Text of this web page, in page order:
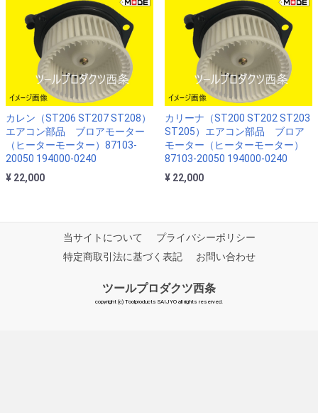
カレン（ST206 ST207 ST208）
エアコン部品 ブロアモーター
（ヒーターモーター）87103-
20050 194000-0240
¥ 22,000
カリーナ（ST200 ST202 ST203
ST205）エアコン部品 ブロア
モーター（ヒーターモーター）
87103-20050 194000-0240
¥ 22,000
当サイトについて
プライバシーポリシー
特定商取引法に基づく表記
お問い合わせ
ツールプロダクツ西条
copyright (c) Toolproducts SAIJYO all rights reserved.